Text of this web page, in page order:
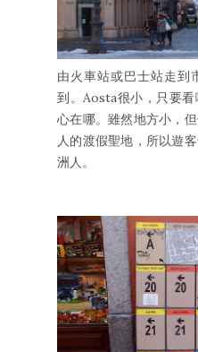
由火車站或巴士站走到
到。Aosta很小，只要
心在哪。雖然地方小，
人的渡假聖地，所以遊
洲人。